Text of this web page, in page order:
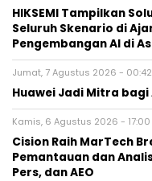
HIKSEMI Tampilkan
Seluruh Skenario di
Pengembangan AI di
Jumat, 7 Agustus 2026 - 00:42
Huawei Jadi Mitra bagi
Kamis, 6 Agustus 2026 - 17:00
Cision Raih MarTech
Pemantauan dan
Pers, dan AEO